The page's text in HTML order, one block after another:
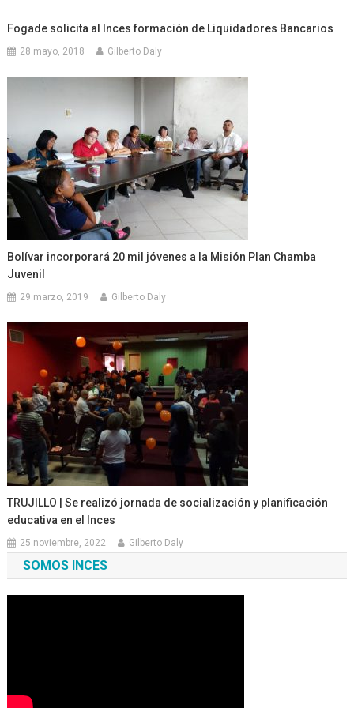
Fogade solicita al Inces formación de Liquidadores Bancarios
28 mayo, 2018 Gilberto Daly
Bolívar incorporará 20 mil jóvenes a la Misión Plan Chamba
Juvenil
29 marzo, 2019 Gilberto Daly
TRUJILLO | Se realizó jornada de socialización y planificación
educativa en el Inces
25 noviembre, 2022 Gilberto Daly
SOMOS INCES